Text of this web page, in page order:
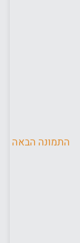
התמונה הבאה